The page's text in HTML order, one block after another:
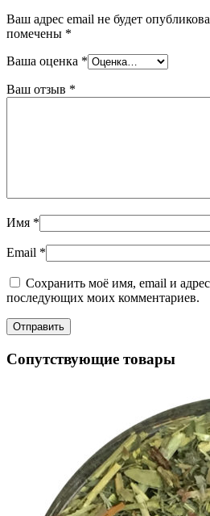
Ваш адрес email не будет
помечены *
Ваша оценка *
Ваш отзыв *
Имя *
Email *
Сохранить моё имя, email и
последующих моих комментариев.
Сопутствующие товары